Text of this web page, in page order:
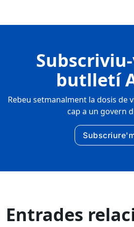
butlletí
Rebeu setmanalment la dosis de
cap a un govern
Entrades